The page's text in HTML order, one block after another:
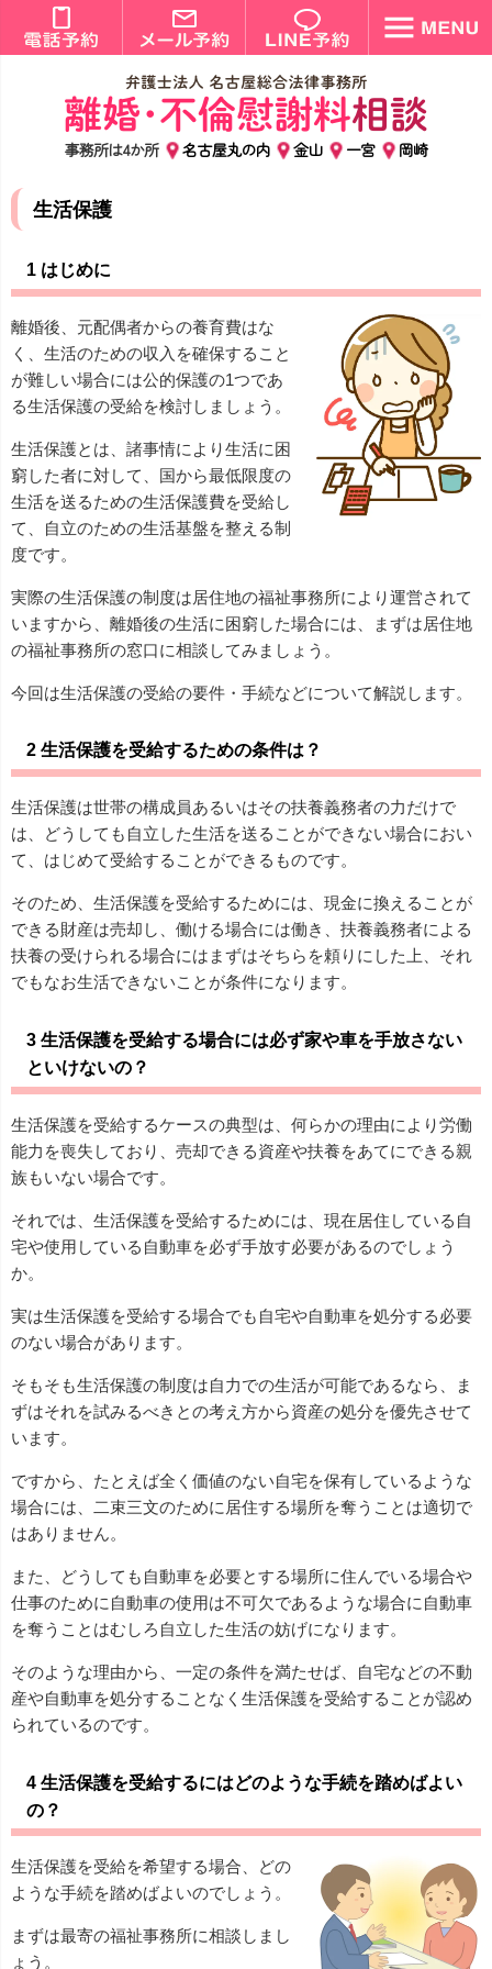
事務所は4か所 名古屋丸の内 金山 一宮 岡崎
生活保護
1 はじめに
離婚後、元配偶者からの養育費はな
く、生活のための収入を確保すること
が難しい場合には公的保護の1つであ
る生活保護の受給を検討しましょう。
生活保護とは、諸事情により生活に困
窮した者に対して、国から最低限度の
生活を送るための生活保護費を受給し
て、自立のための生活基盤を整える制
度です。
実際の生活保護の制度は居住地の福祉事務所により運営されて
いますから、離婚後の生活に困窮した場合には、まずは居住地
の福祉事務所の窓口に相談してみましょう。
今回は生活保護の受給の要件・手続などについて解説します。
2 生活保護を受給するための条件は？
生活保護は世帯の構成員あるいはその扶養義務者の力だけで
は、どうしても自立した生活を送ることができない場合におい
て、はじめて受給することができるものです。
そのため、生活保護を受給するためには、現金に換えることが
できる財産は売却し、働ける場合には働き、扶養義務者による
扶養の受けられる場合にはまずはそちらを頼りにした上、それ
でもなお生活できないことが条件になります。
3 生活保護を受給する場合には必ず家や車を手放さない
といけないの？
生活保護を受給するケースの典型は、何らかの理由により労働
能力を喪失しており、売却できる資産や扶養をあてにできる親
族もいない場合です。
それでは、生活保護を受給するためには、現在居住している自
宅や使用している自動車を必ず手放す必要があるのでしょう
か。
実は生活保護を受給する場合でも自宅や自動車を処分する必要
のない場合があります。
そもそも生活保護の制度は自力での生活が可能であるなら、ま
ずはそれを試みるべきとの考え方から資産の処分を優先させて
います。
ですから、たとえば全く価値のない自宅を保有しているような
場合には、二束三文のために居住する場所を奪うことは適切で
はありません。
また、どうしても自動車を必要とする場所に住んでいる場合や
仕事のために自動車の使用は不可欠であるような場合に自動車
を奪うことはむしろ自立した生活の妨げになります。
そのような理由から、一定の条件を満たせば、自宅などの不動
産や自動車を処分することなく生活保護を受給することが認め
られているのです。
4 生活保護を受給するにはどのような手続を踏めばよい
の？
生活保護を受給を希望する場合、どの
ような手続を踏めばよいのでしょう。
まずは最寄の福祉事務所に相談しまし
ょう。